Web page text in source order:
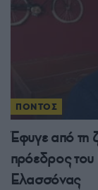
ΠΟΝΤΟΣ
Έφυγε από τη
πρόεδρος
Ελασσόνας